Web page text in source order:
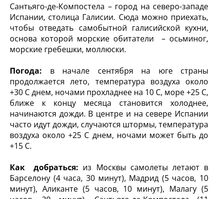
Сантьяго-де-Компостела – город на северо-западе
Испании, столица Галисии. Сюда можно приехать,
чтобы отведать самобытной галисийской кухни,
основа которой морские обитатели – осьминог,
морские гребешки, моллюски.
Погода: в начале сентября на юге страны
продолжается лето, температура воздуха около
+30 С днем, ночами прохладнее на 10 С, море +25 С,
ближе к концу месяца становится холоднее,
начинаются дожди. В центре и на севере Испании
часто идут дожди, случаются штормы, температура
воздуха около +25 С днем, ночами может быть до
+15 С.
Как добраться: из Москвы самолеты летают в
Барселону (4 часа, 30 минут), Мадрид (5 часов, 10
минут), Аликанте (5 часов, 10 минут), Малагу (5